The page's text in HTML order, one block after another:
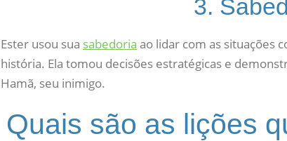
3.
Ester usou sua sabedoria ao lidar com as situações
história. Ela tomou decisões estratégicas e
Hamã, seu inimigo.
Quais são as lições